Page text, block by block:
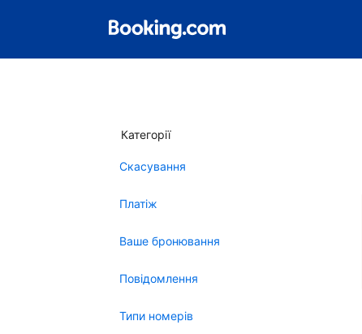
Категорії
Скасування
Платіж
Ваше бронювання
Повідомлення
Типи номерів